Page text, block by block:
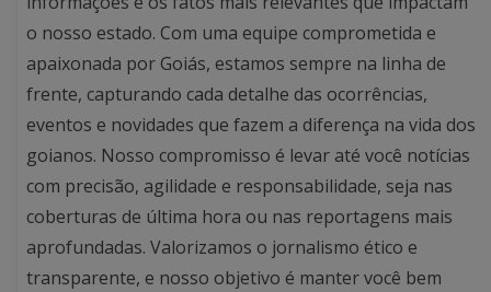
o nosso estado. Com uma equipe comprometida e
apaixonada por Goiás, estamos sempre na linha de
frente, capturando cada detalhe das ocorrências,
eventos e novidades que fazem a diferença na vida dos
goianos. Nosso compromisso é levar até você notícias
com precisão, agilidade e responsabilidade, seja nas
coberturas de última hora ou nas reportagens mais
aprofundadas. Valorizamos o jornalismo ético e
transparente, e nosso objetivo é manter você bem